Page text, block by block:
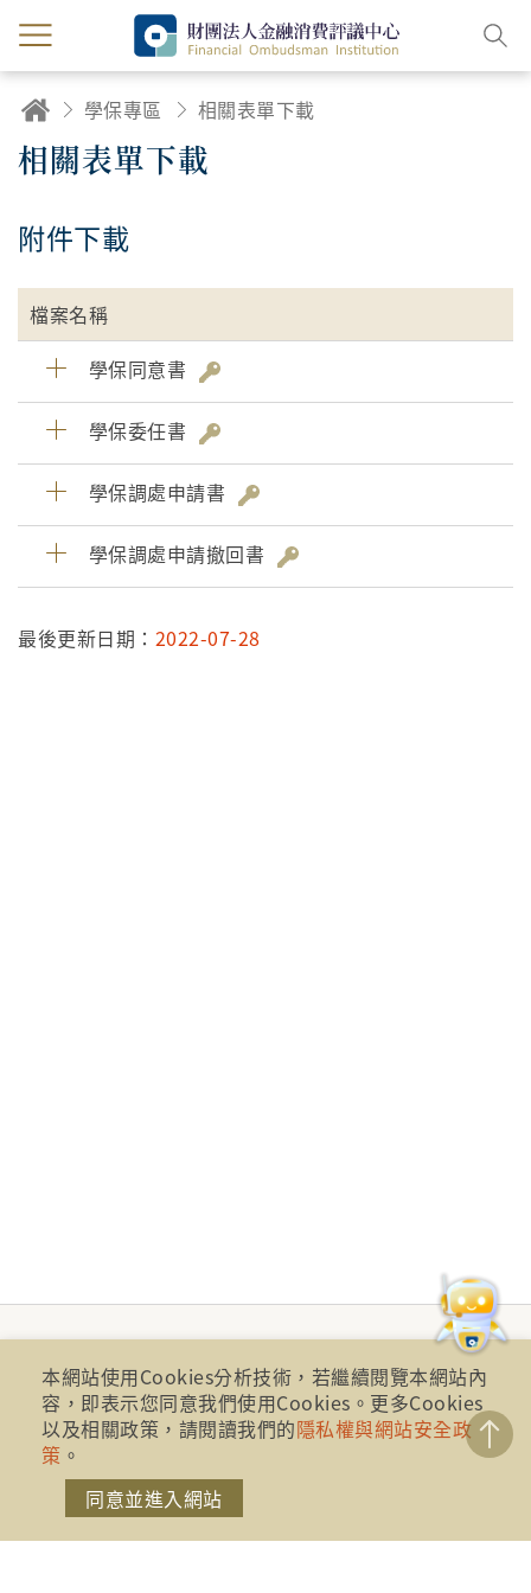
學保專區 相關表單下載
相關表單下載
附件下載
檔案名稱
學保同意書
學保委任書
學保調處申請書
學保調處申請撤回書
最後更新日期： 2022-07-28
財團法人金融消費評議中心 著作權所有
本網站使用Cookies分析技術，若繼續閱覽本網站內
容，即表示您同意我們使用Cookies。更多Cookies
以及相關政策，請閱讀我們的隱私權與網站安全政
策 。
同意並進入網站